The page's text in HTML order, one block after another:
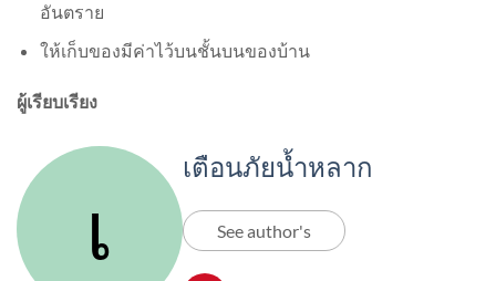
อันตราย
ให้เก็บของมีค่าไว้บนชั้นบนของบ้าน
ผู้เรียบเรียง
เตือนภัยน้ำหลาก
See author's